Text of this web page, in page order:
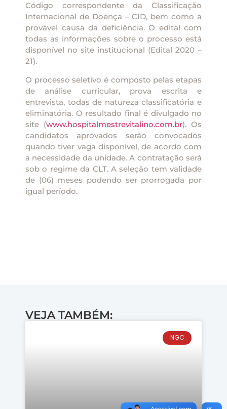
Código correspondente da Classificação
Internacional de Doença – CID, bem como a
provável causa da deficiência. O edital com
todas as informações sobre o processo está
disponível no site institucional (Edital 2020 –
21).
O processo seletivo é composto pelas etapas
de análise curricular, prova escrita e
entrevista, todas de natureza classificatória e
eliminatória. O resultado final é divulgado no
site (www.hospitalmestrevitalino.com.br). Os
candidatos aprovados serão convocados
quando tiver vaga disponível, de acordo com
a necessidade da unidade. A contratação será
sob o regime da CLT. A seleção tem validade
de (06) meses podendo ser prorrogada por
igual período.
VEJA TAMBÉM:
NGC